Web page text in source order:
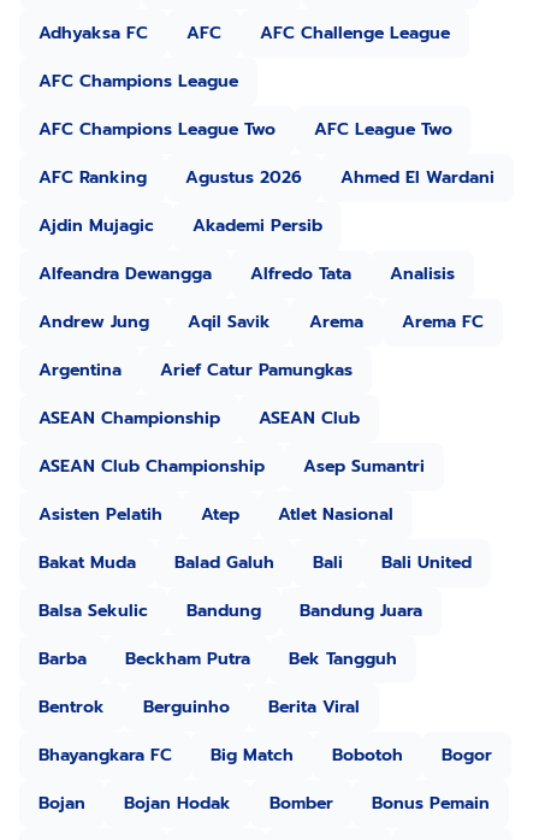
Adhyaksa FC
AFC
AFC Challenge League
AFC Champions League
AFC Champions League Two
AFC League Two
AFC Ranking
Agustus 2026
Ahmed El Wardani
Ajdin Mujagic
Akademi Persib
Alfeandra Dewangga
Alfredo Tata
Analisis
Andrew Jung
Aqil Savik Arema
Arema FC
Argentina
Arief Catur Pamungkas
ASEAN Championship
ASEAN Club
ASEAN Club Championship
Asep Sumantri
Asisten Pelatih
Atep
Atlet Nasional
Bakat Muda
Balad Galuh Bali
Bali United
Balsa Sekulic
Bandung
Bandung Juara
Barba
Beckham Putra
Bek Tangguh
Bentrok
Berguinho
Berita Viral
Bhayangkara FC
Big Match Bobotoh
Bogor
Bojan
Bojan Hodak Bomber
Bonus Pemain